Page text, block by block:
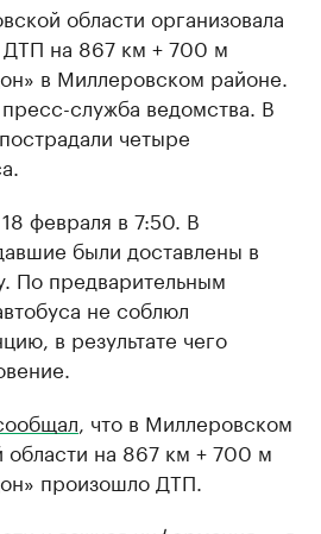
области организовала
ДТП на 867 км + 700 м
в Миллеровском районе.
служба ведомства. В
четыре
февраля в 7:50. В
были доставлены в
По предварительным
не соблюл
в результате чего
, что в Миллеровском
области на 867 км + 700 м
произошло ДТП.